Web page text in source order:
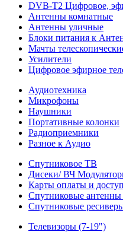
DVB-T2 Цифровое,
Антенны комнатные
Антенны уличные
Блоки питания к
Мачты
Усилители
Цифровое эфирное
Аудиотехника
Микрофоны
Наушники
Портативные колонки
Радиоприемники
Разное к Аудио
Спутниковое ТВ
Дисеки/ ВЧ
Карты оплаты и
Спутниковые
Спутниковые
Телевизоры (7-19")